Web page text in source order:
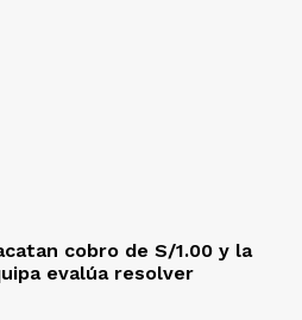
cobro de S/1.00 y la
evalúa resolver